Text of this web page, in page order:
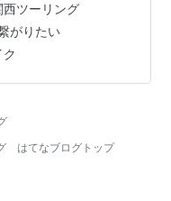
西ツーリング
がりたい
ク
はてなブログトップ